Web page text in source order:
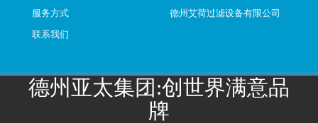
服务方式
联系我们
德州艾荷过滤设备有限公司
德州亚太集团:创世界满意品
牌